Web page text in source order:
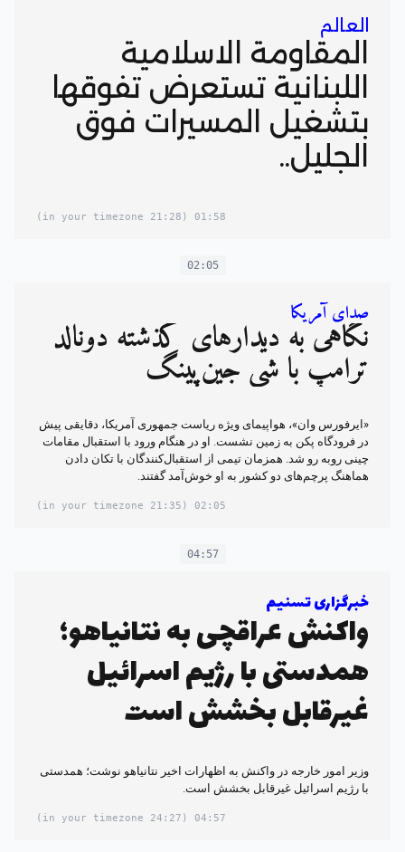
العالم
المقاومة الاسلامية
اللبنانية تستعرض تفوقها
بتشغيل المسيرات فوق
الجليل..
01:58
(21:28 in your timezone)
02:05
صدای آمریکا
نگاهی به دیدار‌های گذشته دونالد
ترامپ با شی جین‌پینگ
«ایرفورس وان»، هواپیمای ویژه ریاست جمهوری آمریکا، دقایقی پیش
در فرودگاه پکن به زمین نشست. او در هنگام ورود با استقبال مقامات
چینی رو‌به رو شد. همزمان تیمی از استقبال‌کنندگان با تکان دادن
هماهنگ پرچم‌های دو کشور به او خوش‌آمد گفتند.
02:05
(21:35 in your timezone)
04:57
خبرگزاری تسنیم
واکنش عراقچی به نتانیاهو؛
همدستی با رژیم اسرائیل
غیرقابل بخشش است
وزیر امور خارجه در واکنش به اظهارات اخیر نتانیاهو نوشت؛ همدستی
با رژیم اسرائیل غیرقابل بخشش است.
04:57
(24:27 in your timezone)